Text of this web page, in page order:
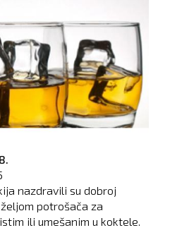
nazdravili su dobroj
potrošača za
ili umešanim u koktele.